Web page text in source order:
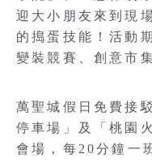
迎大小朋友來到現
的搗蛋技能！活動
變裝競賽、創意市
萬聖城假日免費接
停車場」及「桃園
會場，每20分鐘一